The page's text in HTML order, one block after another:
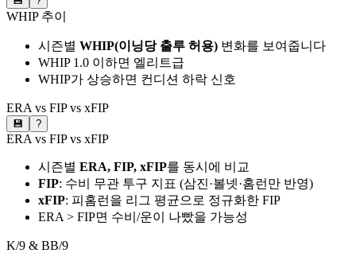
WHIP 추이
시즌별 WHIP(이닝당 출루 허용) 변화를 보여줍니다
WHIP 1.0 이하면 엘리트급
WHIP가 상승하면 컨디션 하락 신호
ERA vs FIP vs xFIP
💾 ?
ERA vs FIP vs xFIP
시즌별 ERA, FIP, xFIP를 동시에 비교
FIP: 수비 무관 투구 지표 (삼진·볼넷·홈런만 반영)
xFIP: 피홈런을 리그 평균으로 정규화한 FIP
ERA > FIP면 수비/운이 나빴을 가능성
K/9 & BB/9